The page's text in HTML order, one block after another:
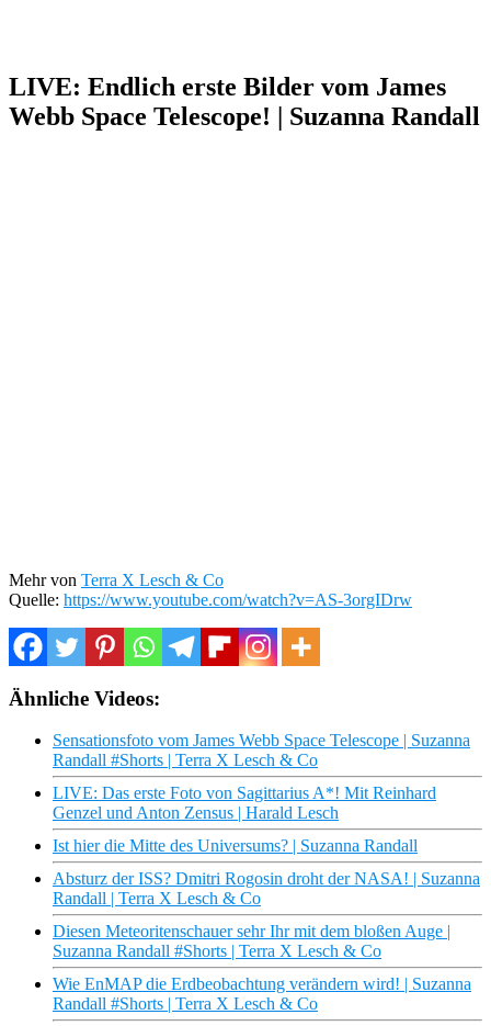
LIVE: Endlich erste Bilder vom James
Webb Space Telescope! | Suzanna Randall
Mehr von Terra X Lesch & Co
Quelle: https://www.youtube.com/watch?v=AS-3orgIDrw
Ähnliche Videos:
Sensationsfoto vom James Webb Space Telescope | Suzanna
Randall #Shorts | Terra X Lesch & Co
LIVE: Das erste Foto von Sagittarius A*! Mit Reinhard
Genzel und Anton Zensus | Harald Lesch
Ist hier die Mitte des Universums? | Suzanna Randall
Absturz der ISS? Dmitri Rogosin droht der NASA! | Suzanna
Randall | Terra X Lesch & Co
Diesen Meteoritenschauer sehr Ihr mit dem bloßen Auge |
Suzanna Randall #Shorts | Terra X Lesch & Co
Wie EnMAP die Erdbeobachtung verändern wird! | Suzanna
Randall #Shorts | Terra X Lesch & Co